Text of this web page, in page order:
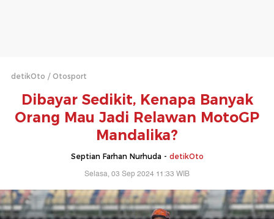
detikOto Otosport
Dibayar Sedikit, Kenapa Banyak
Orang Mau Jadi Relawan MotoGP
Mandalika?
Septian Farhan Nurhuda - detikOto
Selasa, 03 Sep 2024 11:33 WIB